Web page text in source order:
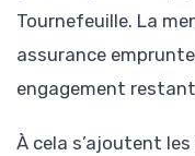
Tournefeuille. La
assurance
engagement
À cela s’ajoutent